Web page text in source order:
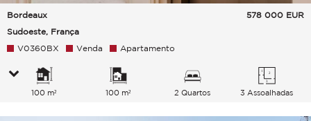
Bordeaux
Sudoeste, França
578 000 EUR
V0360BX Venda Apartamento
100 m² 100 m² 2 Quartos 3 Assoalhadas